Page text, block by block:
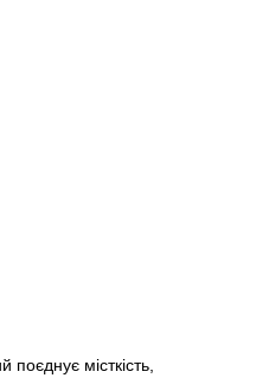
поєднує місткість,